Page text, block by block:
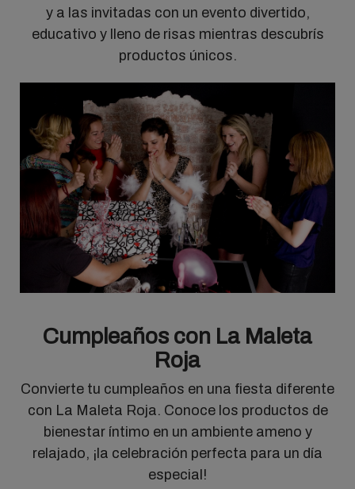
y a las invitadas con un evento divertido,
educativo y lleno de risas mientras descubrís
productos únicos.
Cumpleaños con La Maleta
Roja
Convierte tu cumpleaños en una fiesta diferente
con La Maleta Roja. Conoce los productos de
bienestar íntimo en un ambiente ameno y
relajado, ¡la celebración perfecta para un día
especial!